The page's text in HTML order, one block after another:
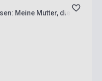
Meine Mutter, die